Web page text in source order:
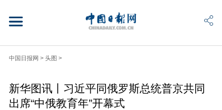
中国日报网 > 头图 >
新华图讯丨习近平同俄罗斯总统普京共同
出席“中俄教育年”开幕式